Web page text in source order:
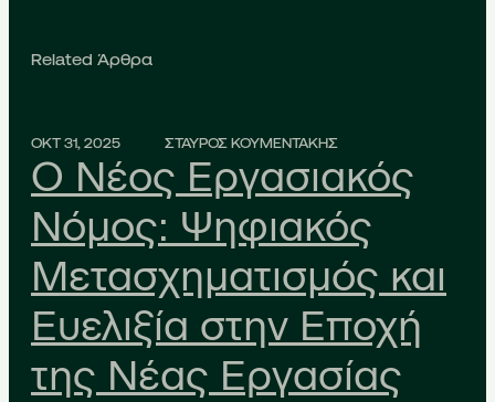
Related Άρθρα
ΟΚΤ 31, 2025 ΣΤΑΥΡΟΣ ΚΟΥΜΕΝΤΑΚΗΣ
Ο Νέος Εργασιακός
Νόμος: Ψηφιακός
Μετασχηματισμός και
Ευελιξία στην Εποχή
της Νέας Εργασίας